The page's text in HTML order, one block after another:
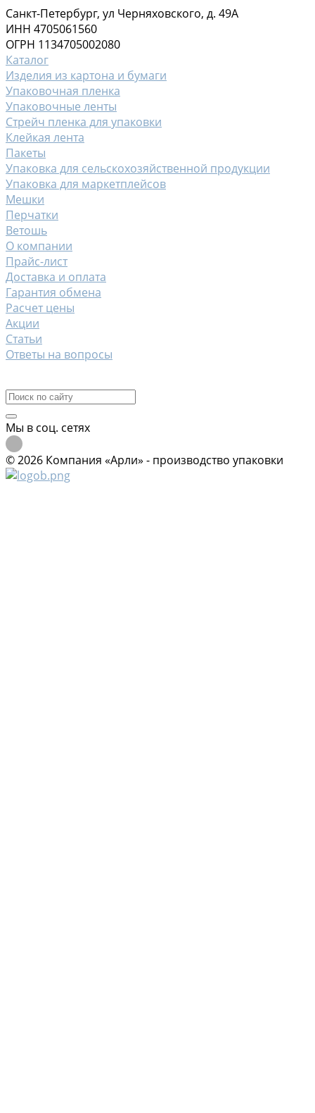
Санкт-Петербург, ул Черняховского, д. 49А
ИНН 4705061560
ОГРН 1134705002080
Каталог
Изделия из картона и бумаги
Упаковочная пленка
Упаковочные ленты
Стрейч пленка для упаковки
Клейкая лента
Пакеты
Упаковка для сельскохозяйственной продукции
Упаковка для маркетплейсов
Мешки
Перчатки
Ветошь
О компании
Прайс-лист
Доставка и оплата
Гарантия обмена
Расчет цены
Акции
Статьи
Ответы на вопросы
Мы в соц. сетях
© 2026 Компания «Арли» - производство упаковки